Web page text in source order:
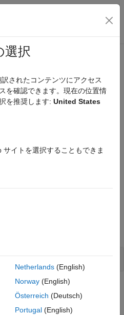
ナビゲーション メ
Final
in unexpected ways.
Public static field not const.
const
選択
されたコンテンツにアクセス
を確認できます。現在の位置情
を推奨します: United States
イトを選択することもできま
Netherlands(English)
Norway(English)
Österreich (Deutsch)
Portugal(English)